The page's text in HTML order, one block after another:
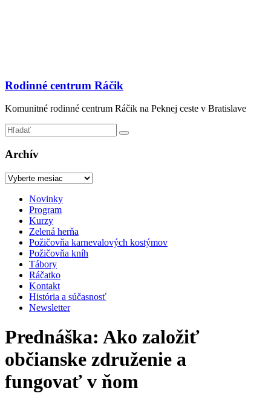
Rodinné centrum Ráčik
Komunitné rodinné centrum Ráčik na Peknej ceste v Bratislave
Archív
Archív
Menu
Novinky
Program
Kurzy
Zelená herňa
Požičovňa karnevalových kostýmov
Požičovňa kníh
Tábory
Ráčatko
Kontakt
História a súčasnosť
Newsletter
Prednáška: Ako založiť
občianske združenie a
fungovať v ňom